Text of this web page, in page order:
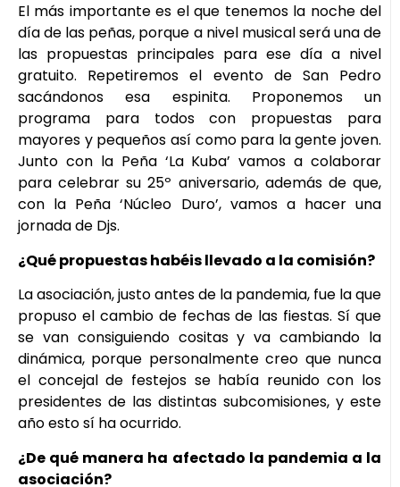
El más importante es el que tenemos la noche del
día de las peñas, porque a nivel musical será una de
las propuestas principales para ese día a nivel
gratuito. Repetiremos el evento de San Pedro
sacándonos esa espinita. Proponemos un
programa para todos con propuestas para
mayores y pequeños así como para la gente joven.
Junto con la Peña ‘La Kuba’ vamos a colaborar
para celebrar su 25º aniversario, además de que,
con la Peña ‘Núcleo Duro’, vamos a hacer una
jornada de Djs.
¿Qué propuestas habéis llevado a la comisión?
La asociación, justo antes de la pandemia, fue la que
propuso el cambio de fechas de las fiestas. Sí que
se van consiguiendo cositas y va cambiando la
dinámica, porque personalmente creo que nunca
el concejal de festejos se había reunido con los
presidentes de las distintas subcomisiones, y este
año esto sí ha ocurrido.
¿De qué manera ha afectado la pandemia a la
asociación?